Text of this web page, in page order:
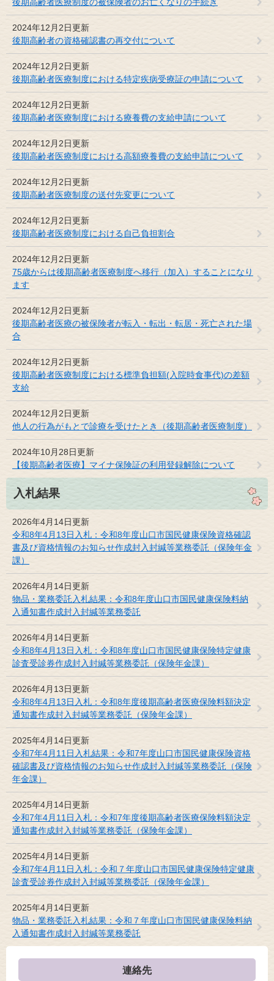
2024年12月2日更新
後期高齢者の資格確認書の再交付について
2024年12月2日更新
後期高齢者医療制度における特定疾病受療証の申請について
2024年12月2日更新
後期高齢者医療制度における療養費の支給申請について
2024年12月2日更新
後期高齢者医療制度における高額療養費の支給申請について
2024年12月2日更新
後期高齢者医療制度の送付先変更について
2024年12月2日更新
後期高齢者医療制度における自己負担割合
2024年12月2日更新
75歳からは後期高齢者医療制度へ移行（加入）することになり
ます
2024年12月2日更新
後期高齢者医療の被保険者が転入・転出・転居・死亡された場
合
2024年12月2日更新
後期高齢者医療制度における標準負担額(入院時食事代)の差額
支給
2024年12月2日更新
他人の行為がもとで診療を受けたとき（後期高齢者医療制度）
2024年10月28日更新
【後期高齢者医療】マイナ保険証の利用登録解除について
入札結果
2026年4月14日更新
令和8年4月13日入札：令和8年度山口市国民健康保険資格確認
書及び資格情報のお知らせ作成封入封緘等業務委託（保険年金
課）
2026年4月14日更新
物品・業務委託入札結果：令和8年度山口市国民健康保険料納
入通知書作成封入封緘等業務委託
2026年4月14日更新
令和8年4月13日入札：令和8年度山口市国民健康保険特定健康
診査受診券作成封入封緘等業務委託（保険年金課）
2026年4月13日更新
令和8年4月13日入札：令和8年度後期高齢者医療保険料額決定
通知書作成封入封緘等業務委託（保険年金課）
2025年4月14日更新
令和7年4月11日入札結果：令和7年度山口市国民健康保険資格
確認書及び資格情報のお知らせ作成封入封緘等業務委託（保険
年金課）
2025年4月14日更新
令和7年4月11日入札：令和7年度後期高齢者医療保険料額決定
通知書作成封入封緘等業務委託（保険年金課）
2025年4月14日更新
令和7年4月11日入札：令和７年度山口市国民健康保険特定健康
診査受診券作成封入封緘等業務委託（保険年金課）
2025年4月14日更新
物品・業務委託入札結果：令和７年度山口市国民健康保険料納
入通知書作成封入封緘等業務委託
連絡先